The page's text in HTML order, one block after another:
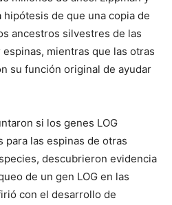
de que una copia de
ancestros silvestres de las
mientras que las otras
su función original de ayudar
si los genes LOG
las espinas de otras
descubrieron evidencia
de un gen LOG en las
con el desarrollo de